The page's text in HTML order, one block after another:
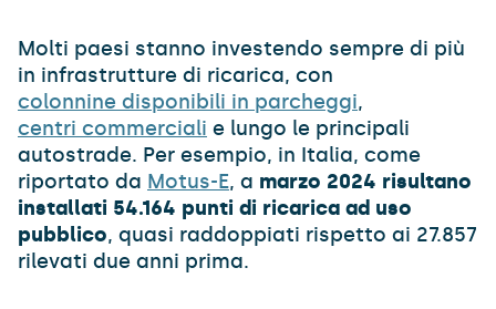
Molti paesi stanno investendo sempre di più
in infrastrutture di ricarica, con
colonnine disponibili in parcheggi,
centri commerciali e lungo le principali
autostrade. Per esempio, in Italia, come
riportato da Motus-E, a marzo 2024 risultano
installati 54.164 punti di ricarica ad uso
pubblico, quasi raddoppiati rispetto ai 27.857
rilevati due anni prima.